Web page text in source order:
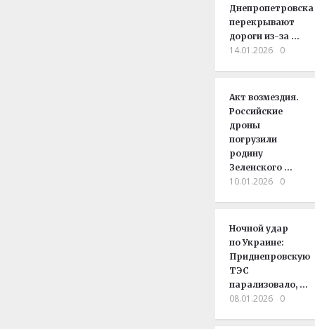
Днепропетровска
перекрывают
дороги из-за …
14.01.2026 0
Акт возмездия.
Российские
дроны
погрузили
родину
Зеленского …
10.01.2026 0
Ночной удар
по Украине:
Приднепровскую
ТЭС
парализовало, …
08.01.2026 0